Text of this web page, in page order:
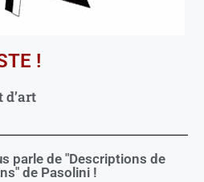
!
d’art
parle de "Descriptions de
de Pasolini !